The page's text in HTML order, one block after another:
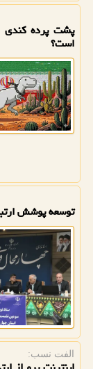
پشت پرده کندی
است؟
توسعه پوشش
الفت نسب: